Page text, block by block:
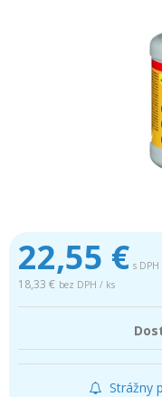
22,55 € s
18,33 € bez DPH / ks
Strážny